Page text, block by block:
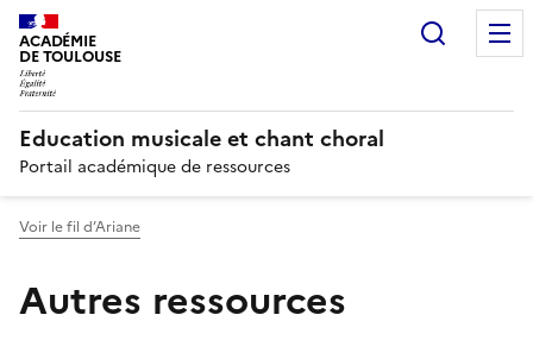
ACADÉMIE
DE TOULOUSE
Education musicale et chant choral
Portail académique de ressources
Voir le fil d’Ariane
Autres ressources